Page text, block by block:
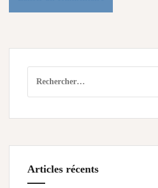
Articles récents